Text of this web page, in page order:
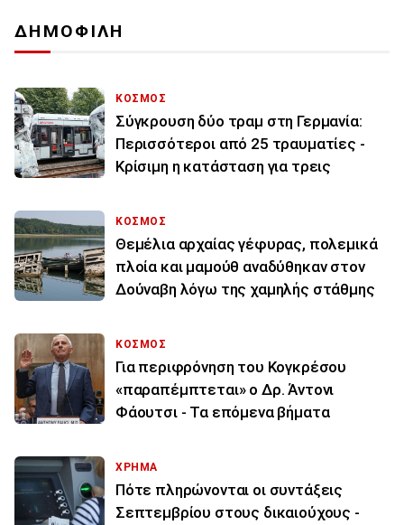
ΔΗΜΟΦΙΛΗ
ΚΟΣΜΟΣ
Σύγκρουση δύο τραμ στη Γερμανία:
Περισσότεροι από 25 τραυματίες -
Κρίσιμη η κατάσταση για τρεις
ΚΟΣΜΟΣ
Θεμέλια αρχαίας γέφυρας, πολεμικά
πλοία και μαμούθ αναδύθηκαν στον
Δούναβη λόγω της χαμηλής στάθμης
ΚΟΣΜΟΣ
Για περιφρόνηση του Κογκρέσου
«παραπέμπτεται» ο Δρ. Άντονι
Φάουτσι - Τα επόμενα βήματα
ΧΡΗΜΑ
Πότε πληρώνονται οι συντάξεις
Σεπτεμβρίου στους δικαιούχους -